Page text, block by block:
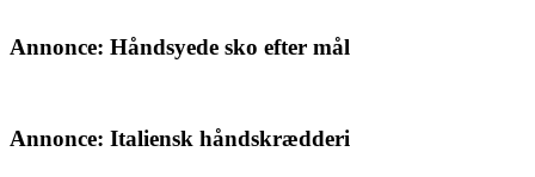
Annonce: Håndsyede sko efter mål
Annonce: Italiensk håndskrædderi